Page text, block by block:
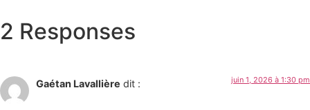
2 Responses
Gaétan Lavallière dit : juin 1, 2026 à 1:30 pm